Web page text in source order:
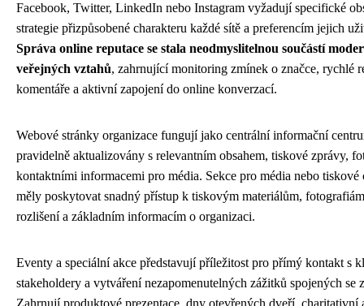
Facebook, Twitter, LinkedIn nebo Instagram vyžadují specifické
strategie přizpůsobené charakteru každé sítě a preferencím jejich
Správa online reputace se stala neodmyslitelnou součástí
veřejných vztahů, zahrnující monitoring zmínek o značce, rychlé
komentáře a aktivní zapojení do online konverzací.
Webové stránky organizace fungují jako centrální informační
pravidelně aktualizovány s relevantním obsahem, tiskové zprávy,
kontaktními informacemi pro média. Sekce pro média nebo tiskové
měly poskytovat snadný přístup k tiskovým materiálům,
rozlišení a základním informacím o organizaci.
Eventy a speciální akce představují příležitost pro přímý kontakt s
stakeholdery a vytváření nezapomenutelných zážitků spojených se